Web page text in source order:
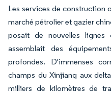
Les services de construction
marché pétrolier et gazier
posait de nouvelles
assemblait des
profondes. D'immenses
champs du Xinjiang aux
milliers de kilomètres de